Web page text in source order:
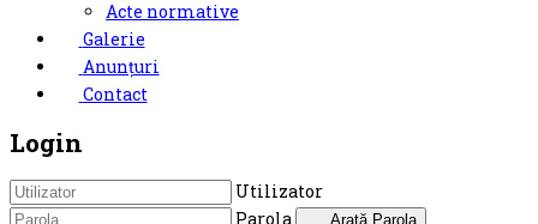
Acte normative
Galerie
Anunțuri
Contact
Login
Utilizator
Parola
Arată Parola